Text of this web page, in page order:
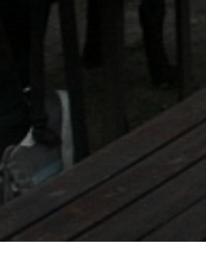
ÖNKORMÁNYZAT
KÉPVISELŐ-